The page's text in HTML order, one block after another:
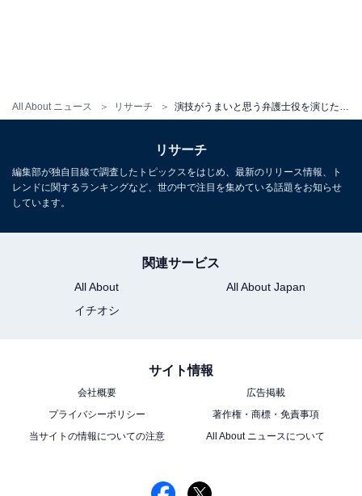
All About ニュース リサーチ
好きな弁護士役を演じた「男性俳優」ランキン
グ！ 2位『99.9-刑事専門弁護士-』の「松本
リサーチ
編集部が独自目線で調査したトピックスをはじめ、最新のリリース情報、ト
レンドに関するランキングなど、世の中で注目を集めている話題をお知らせ
しています。
関連サービス
All About
All About Japan
イチオシ
サイト情報
会社概要
広告掲載
プライバシーポリシー
著作権・商標・免責事項
当サイトの情報についての注意
All About ニュースについて